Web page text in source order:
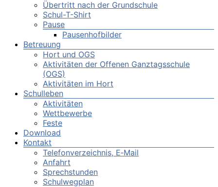
Übertritt nach der Grundschule
Schul-T-Shirt
Pause
Pausenhofbilder
Betreuung
Hort und OGS
Aktivitäten der Offenen Ganztagsschule
(OGS)
Aktivitäten im Hort
Schulleben
Aktivitäten
Wettbewerbe
Feste
Download
Kontakt
Telefonverzeichnis, E‑Mail
Anfahrt
Sprechstunden
Schulwegplan